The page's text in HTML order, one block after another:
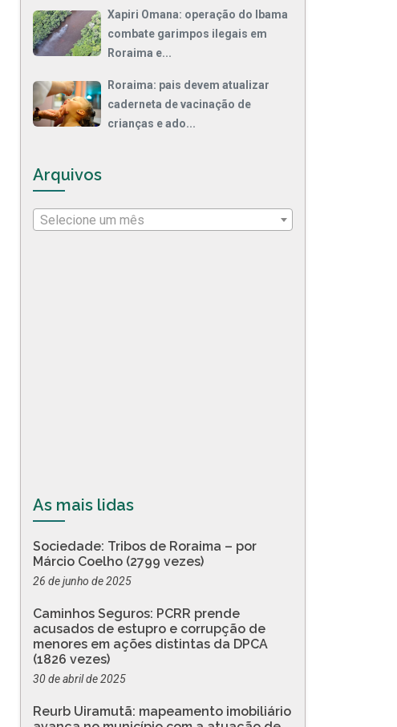
Xapiri Omana: operação do Ibama
combate garimpos ilegais em
Roraima e...
Roraima: pais devem atualizar
caderneta de vacinação de
crianças e ado...
Arquivos
Selecione um mês
As mais lidas
Sociedade: Tribos de Roraima – por
Márcio Coelho (2799 vezes)
26 de junho de 2025
Caminhos Seguros: PCRR prende
acusados de estupro e corrupção de
menores em ações distintas da DPCA
(1826 vezes)
30 de abril de 2025
Reurb Uiramutã: mapeamento imobiliário